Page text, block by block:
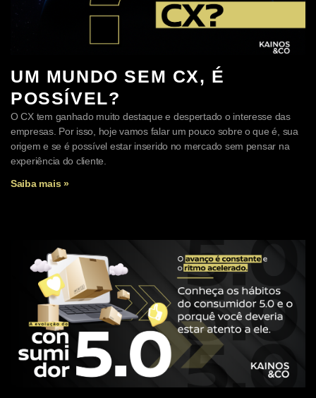
UM MUNDO SEM CX, É
POSSÍVEL?
O CX tem ganhado muito destaque e despertado o interesse das
empresas. Por isso, hoje vamos falar um pouco sobre o que é, sua
origem e se é possível estar inserido no mercado sem pensar na
experiência do cliente.
Saiba mais »